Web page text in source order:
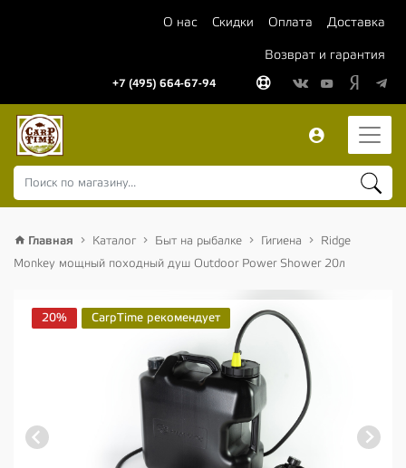
О нас Скидки Оплата Доставка
Возврат и гарантия
+7 (495) 664-67-94
Главная Каталог Быт на рыбалке Гигиена
Ridge
Monkey мощный походный душ Outdoor Power Shower 20л
20% CarpTime рекомендует